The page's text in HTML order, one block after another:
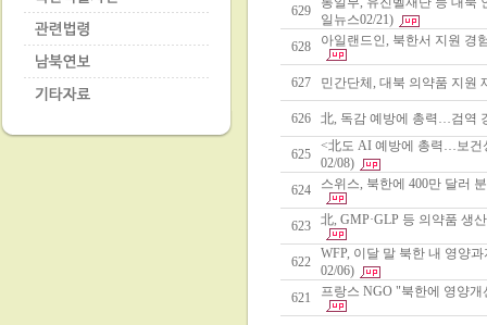
629
일뉴스02/21)
628
아일랜드인, 북한서 지원 경
627 민간단체, 대북 의약품 지원
626 北, 독감 예방에 총력…검역
625
<北도 AI 예방에 총력…보건
02/08)
624
스위스, 북한에 400만 달러
623 北, GMP·GLP 등 의약품 생
622
WFP, 이달 말 북한 내 영양
02/06)
621
프랑스 NGO "북한에 영양